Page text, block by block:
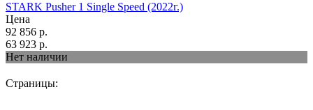
STARK Pusher 1 Single Speed (2022г.)
Цена
92 856 р.
63 923 р.
Нет наличии
Страницы: